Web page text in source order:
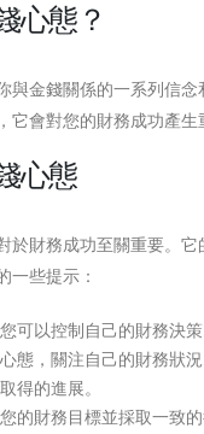
心態？
與金錢關係的一系列信
它會對您的財務成功產生
心態
於財務成功至關重要。
一些提示：
可以控制自己的財務決
態，關注自己的財務狀
得的進展。
的財務目標並採取一致